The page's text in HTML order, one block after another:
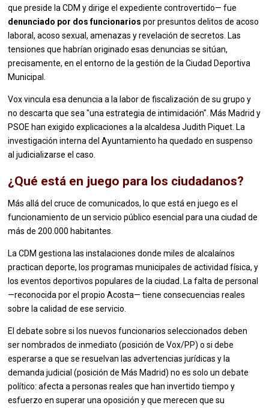
que preside la CDM y dirige el expediente controvertido— fue
denunciado por dos funcionarios por presuntos delitos de acoso
laboral, acoso sexual, amenazas y revelación de secretos. Las
tensiones que habrían originado esas denuncias se sitúan,
precisamente, en el entorno de la gestión de la Ciudad Deportiva
Municipal.
Vox vincula esa denuncia a la labor de fiscalización de su grupo y
no descarta que sea "una estrategia de intimidación". Más Madrid y
PSOE han exigido explicaciones a la alcaldesa Judith Piquet. La
investigación interna del Ayuntamiento ha quedado en suspenso
al judicializarse el caso.
¿Qué está en juego para los ciudadanos?
Más allá del cruce de comunicados, lo que está en juego es el
funcionamiento de un servicio público esencial para una ciudad de
más de 200.000 habitantes.
La CDM gestiona las instalaciones donde miles de alcalaínos
practican deporte, los programas municipales de actividad física, y
los eventos deportivos populares de la ciudad. La falta de personal
—reconocida por el propio Acosta— tiene consecuencias reales
sobre la calidad de ese servicio.
El debate sobre si los nuevos funcionarios seleccionados deben
ser nombrados de inmediato (posición de Vox/PP) o si debe
esperarse a que se resuelvan las advertencias jurídicas y la
demanda judicial (posición de Más Madrid) no es solo un debate
político: afecta a personas reales que han invertido tiempo y
esfuerzo en superar una oposición y que merecen que su